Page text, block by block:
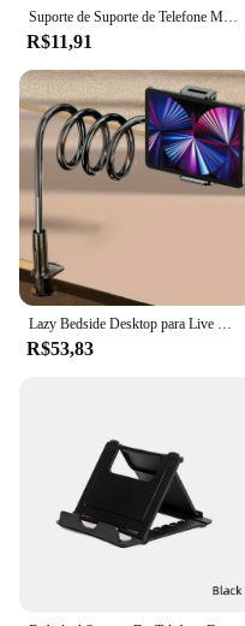
Suporte de Suporte de Telefone Móvel Ajustável, Suporte de Mesa Universal para Celular, iPhone, iPad, Xiaomi, Desktop Tablet
R$11,91
Lazy Bedside Desktop para Live Mobile Phone, Tablet Stand, Suporta, Desktop Stands como Xiaomi, iPhone, iPad
R$53,83